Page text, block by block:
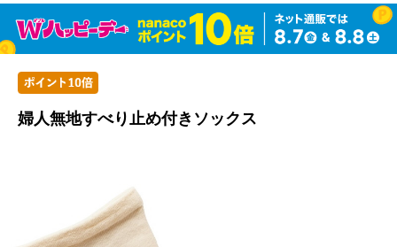
婦人無地すべり止め付きソックス